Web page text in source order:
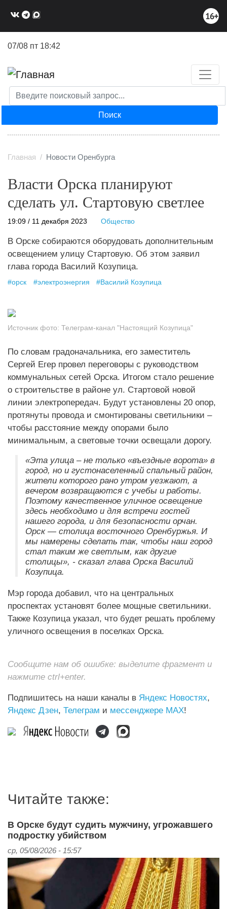
основному
07/08 пт 18:42
Поиск
Главная Новости Оренбурга
Власти Орска планируют
сделать ул. Стартовую светлее
19:09 / 11 декабря 2023 Общество
В Орске собираются оборудовать дополнительным
освещением улицу Стартовую. Об этом заявил
глава города Василий Козупица.
#орск #электроэнергия #Василий Козупица
Источник фото: Телеграм-канал "Настоящий Козупица"
По словам градоначальника, его заместитель
Сергей Егер провел переговоры с руководством
коммунальных сетей Орска. Итогом стало решение
о строительстве в районе ул. Стартовой новой
линии электропередач. Будут установлены 20 опор,
протянуты провода и смонтированы светильники –
чтобы расстояние между опорами было
минимальным, а световые точки освещали дорогу.
«Эта улица – не только «въездные ворота» в
город, но и густонаселенный спальный район,
жители которого рано утром уезжают, а
вечером возвращаются с учебы и работы.
Поэтому качественное уличное освещение
здесь необходимо и для встречи гостей
нашего города, и для безопасности орчан.
Орск — столица восточного Оренбуржья. И
мы намерены сделать так, чтобы наш город
стал таким же светлым, как другие
столицы», - сказал глава Орска Василий
Козупица.
Мэр города добавил, что на центральных
проспектах установят более мощные светильники.
Также Козупица указал, что будет решать проблему
уличного освещения в поселках Орска.
Сообщите нам об ошибке: выделите фрагмент и
нажмите ctrl+enter.
Подпишитесь на наши каналы в Яндекс Новостях,
Яндекс Дзен, Телеграм и мессенджере MAX!
Читайте также:
В Орске будут судить мужчину, угрожавшего
подростку убийством
ср, 05/08/2026 - 15:57